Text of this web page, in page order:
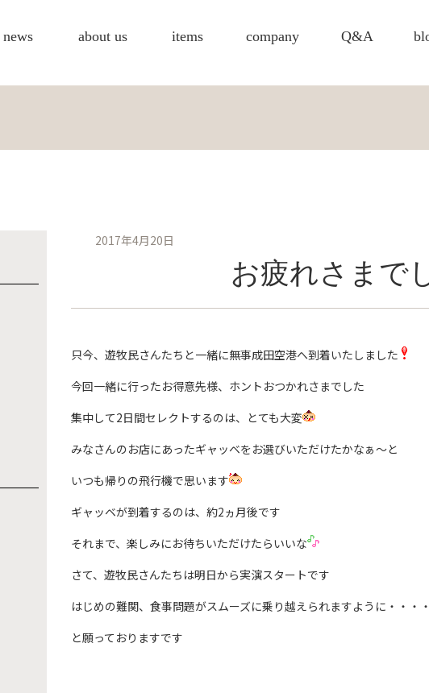
news about us items company Q&A
2017年4月20日
お疲れさまで
只今、遊牧民さんたちと一緒に無事成田空港へ到着いたしました
今回一緒に行ったお得意先様、ホントおつかれさまでした
集中して2日間セレクトするのは、とても大変
みなさんのお店にあったギャッベをお選びいただけたかなぁ〜と
いつも帰りの飛行機で思います
ギャッベが到着するのは、約2ヵ月後です
それまで、楽しみにお待ちいただけたらいいな
さて、遊牧民さんたちは明日から実演スタートです
はじめの難関、食事問題がスムーズに乗り越えられますように・・・・
と願っておりますです